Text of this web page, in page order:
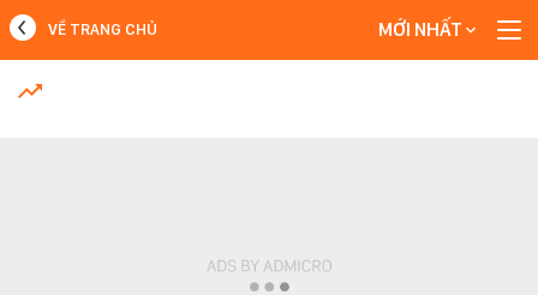
MỚI NHẤT
VỀ TRANG CHỦ MỚI NHẤT